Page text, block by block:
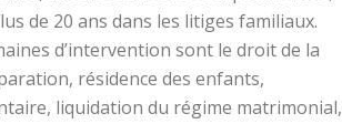
de 20 ans dans les litiges familiaux.
d’intervention sont le droit de la
résidence des enfants,
liquidation du régime matrimonial,